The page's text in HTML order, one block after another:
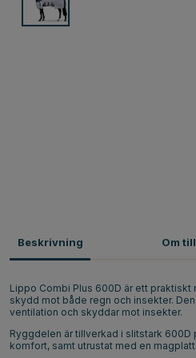
Beskrivning
Lippo Combi Plus 600D är ett
skydd mot både regn och insekter.
ventilation och skyddar mot insekter.
Ryggdelen är tillverkad i slitstark
komfort, samt utrustat med en
Om